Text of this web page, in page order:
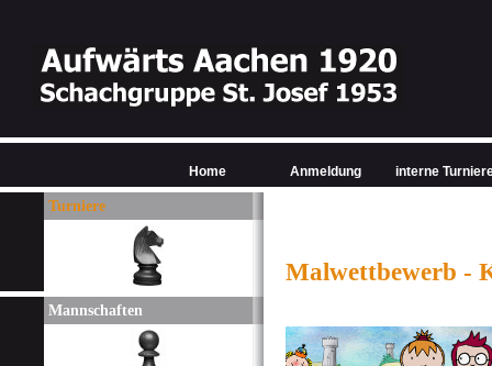
Turniere
Mannschaften
Malwettbewerb -
Home Anmeldung interne